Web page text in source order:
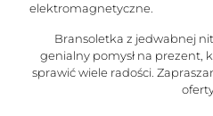
elektromagnetyczne.
Bransoletka z jedwabnej
genialny pomysł na prezent,
sprawić wiele radości.